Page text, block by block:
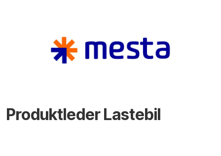
Produktleder Lastebil